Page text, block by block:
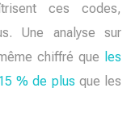
ces codes,
Une analyse sur
chiffré que les
% de plus que les